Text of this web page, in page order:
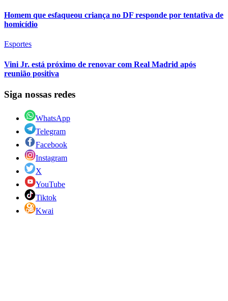
Homem que esfaqueou criança no DF responde por tentativa de
homicídio
Esportes
Vini Jr. está próximo de renovar com Real Madrid após
reunião positiva
Siga nossas redes
WhatsApp
Telegram
Facebook
Instagram
X
YouTube
Tiktok
Kwai